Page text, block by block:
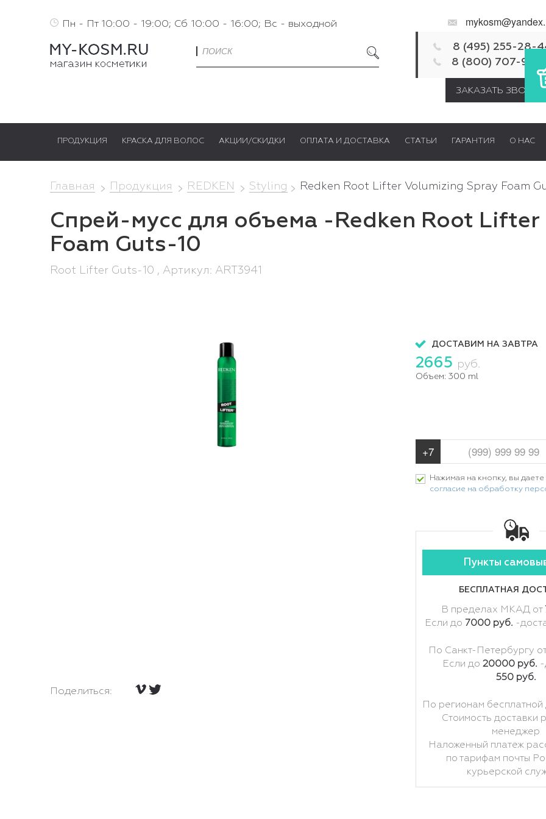
Пн - Пт 10:00 - 19:00; Сб 10:00 - 16:00; Вс - выходной
8 (495) 255-28-
8 (800) 707-92-
ЗАКАЗАТЬ ЗВОНОК
ПРОДУКЦИЯ КРАСКА ДЛЯ ВОЛОС АКЦИИ/СКИДКИ ОПЛАТА И ДОСТАВКА СТАТЬИ ГАРАНТИЯ О НАС
Главная Продукция REDKEN Styling Redken Root Lifter Volumizing Spray Foam
Спрей-мусс для объема -Redken Root
Foam Guts-10
Root Lifter Guts-10 , Артикул: ART3941
Поделиться:
ДОСТАВИМ НА ЗАВТРА
2665 руб.
Объем: 300 ml
Нажимая на кнопку, вы даете
согласие на обработку
Пункты
БЕСПЛАТНАЯ
В пределах МКАД от
Если до 7000 руб. -
По Санкт-Петербургу
Если до20000 руб. -
550 руб.
По регионам бесплатной
Стоимость доставки
менеджер
Наложенный платеж
по тарифам почты
курьерской